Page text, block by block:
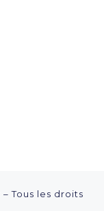
– Tous les droits